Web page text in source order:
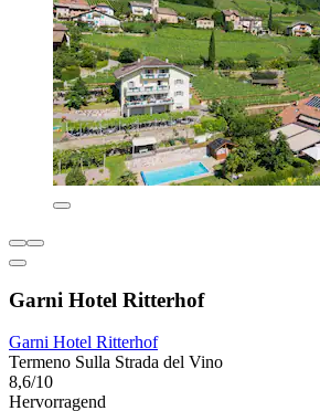
Garni Hotel Ritterhof
Garni Hotel Ritterhof
Termeno Sulla Strada del Vino
8,6/10
Hervorragend